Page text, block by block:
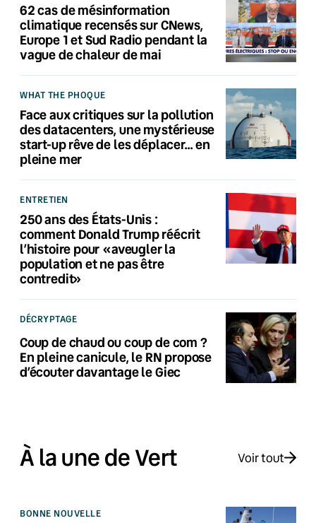
62 cas de mésinformation
climatique recensés sur CNews,
Europe 1 et Sud Radio pendant la
vague de chaleur de mai
WHAT THE PHOQUE
Face aux critiques sur la pollution
des datacenters, une mystérieuse
start-up rêve de les déplacer… en
pleine mer
ENTRETIEN
250 ans des États-Unis :
comment Donald Trump réécrit
l’histoire pour «aveugler la
population et ne pas être
contredit»
DÉCRYPTAGE
Coup de chaud ou coup de com ?
En pleine canicule, le RN propose
d’écouter davantage le Giec
À la une de Vert Voir tout
BONNE NOUVELLE